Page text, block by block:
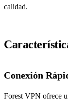
calidad.
Conexión
Forest VPN ofrece